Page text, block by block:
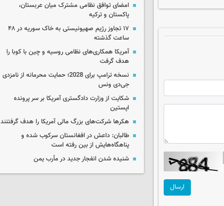
ارسال
امضای توافق نظامی مشترک میان عربستان،
پاکستان و ترکیه
۱۷ تجاوز رژیم صهیونیستی به خاک سوریه در ۴۸
ساعت گذشته
آمریکا همکاری‌های نظامی روسیه و چین با کوبا را
هدف گرفت
نسخه ترامپ برای 2028؛ حمایت محرمانه از نامزدی
جی‌دی ونس
شکایت از وزارت دادگستری آمریکا بر سر پرونده
اپستین
هکرها شرکت‌های بزرگ مالی آمریکا را هدف گرفتنند
طالبان: داعش در افغانستان سرکوب شده و
پناهگاه‌هایش از بین رفته است
شنیده شدن انفجار جدید در مأرب یمن